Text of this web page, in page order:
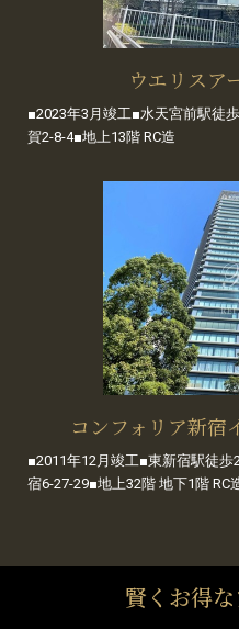
ウエリスア
■2023年3月竣工■水天宮前駅徒
賀2-8-4■地上13階 RC造
コンフォリア新宿
■2011年12月竣工■東新宿駅徒
宿6-27-29■地上32階 地下1階 RC
賢くお得